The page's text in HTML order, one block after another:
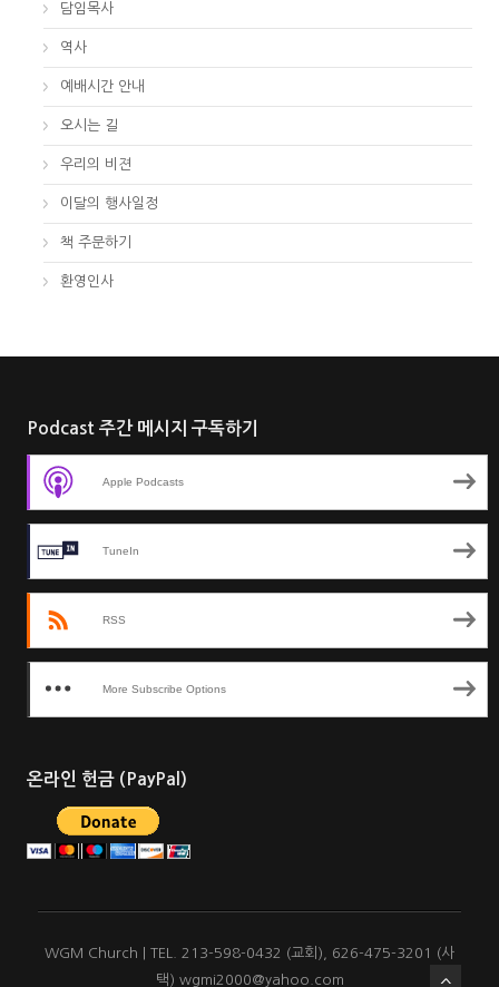
담임목사
역사
예배시간 안내
오시는 길
우리의 비젼
이달의 행사일정
책 주문하기
환영인사
Podcast 주간 메시지 구독하기
Apple Podcasts
TuneIn
RSS
More Subscribe Options
온라인 헌금 (PayPal)
WGM Church | TEL. 213-598-0432 (교회), 626-475-3201 (사
택) wgmi2000@yahoo.com